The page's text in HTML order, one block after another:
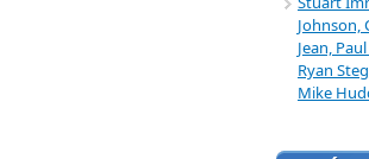
Johnson,
Jean,
Ryan
Mike